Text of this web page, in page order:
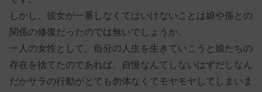
しかし、彼女が一番しなくてはいけないことは娘や孫との
関係の修復だったのでは無いでしょうか。
一人の女性として、自分の人生を生きていこうと娘たちの
存在を捨てたのであれば、自慢なんてしないはずだしなん
だかサラの行動がとても勿体なくてモヤモヤしてしまいま